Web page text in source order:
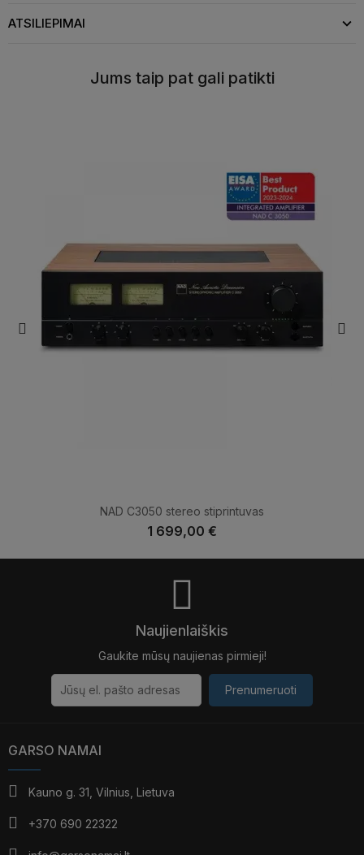
ATSILIEPIMAI
Jums taip pat gali patikti
NAD C3050 stereo stiprintuvas
1 699,00 €
Naujienlaiškis
Gaukite mūsų naujienas pirmieji!
Prenumeruoti
GARSO NAMAI
Kauno g. 31, Vilnius, Lietuva
+370 690 22322